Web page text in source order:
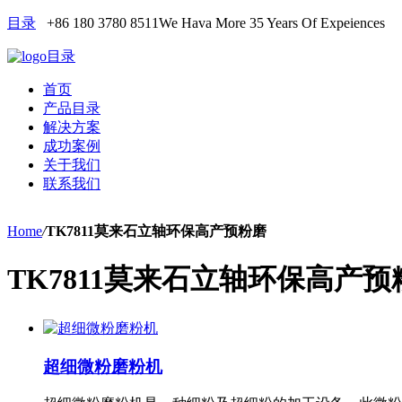
目录 +86 180 3780 8511We Hava More 35 Years Of Expeiences
目录
首页
产品目录
解决方案
成功案例
关于我们
联系我们
Home/TK7811莫来石立轴环保高产预粉磨
TK7811莫来石立轴环保高产预
超细微粉磨粉机